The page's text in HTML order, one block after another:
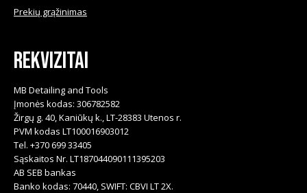
Prekių grąžinimas
Rekvizitai
MB Detailing and Tools
Įmonės kodas: 306782582
Žirgų g. 40, Kaniūkų k., LT-28383 Utenos r.
PVM kodas LT100016903012
Tel. +370 699 33405
Sąskaitos Nr. LT187044090111395203
AB SEB bankas
Banko kodas: 70440, SWIFT: CBVI LT 2X.